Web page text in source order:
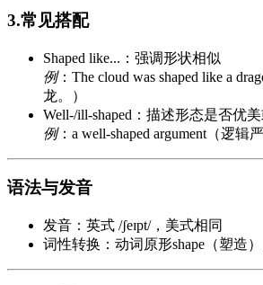
3.常见搭配
Shaped like...：强调形状相似
例：The cloud was shaped like a
龙。）
Well-/ill-shaped：描述形态是否优
例：a well-shaped argument（逻辑
语法与发音
发音：英式 /ʃeɪpt/，美式相同
词性转换：动词原形shape（塑造）